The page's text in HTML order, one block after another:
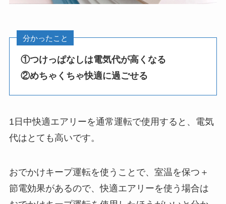
分かったこと
①つけっぱなしは電気代が高くなる
②めちゃくちゃ快適に過ごせる
1日中快適エアリーを通常運転で使用すると、電気
代はとても高いです。
おでかけキープ運転を使うことで、室温を保つ＋
節電効果があるので、快適エアリーを使う場合は